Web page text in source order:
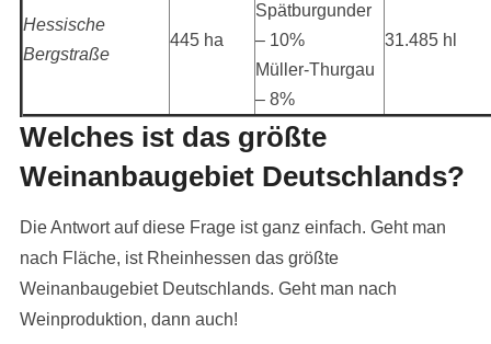
Hessische
Bergstraße
445 ha
Spätburgunder
– 10%
Müller-Thurgau
– 8%
31.485 hl
Welches ist das größte
Weinanbaugebiet Deutschlands?
Die Antwort auf diese Frage ist ganz einfach. Geht man
nach Fläche, ist Rheinhessen das größte
Weinanbaugebiet Deutschlands. Geht man nach
Weinproduktion, dann auch!